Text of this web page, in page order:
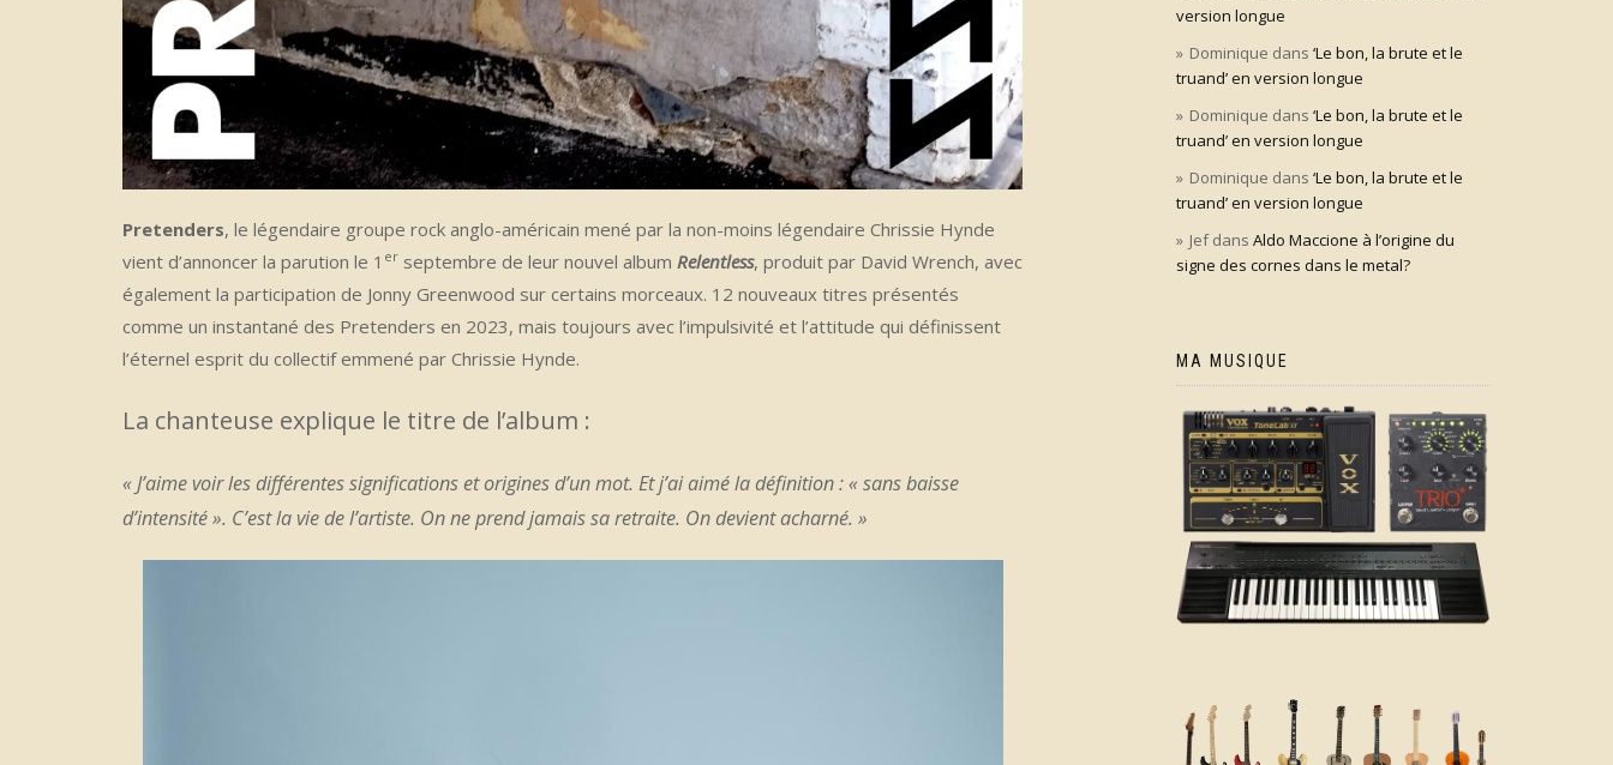
Pretenders, le légendaire groupe rock anglo-américain mené par la non-moins légendaire Chrissie Hynde
vient d’annoncer la parution le 1 er septembre de leur nouvel album Relentless, produit par David Wrench, avec
également la participation de Jonny Greenwood sur certains morceaux. 12 nouveaux titres présentés
comme un instantané des Pretenders en 2023, mais toujours avec l’impulsivité et l’attitude qui définissent
l’éternel esprit du collectif emmené par Chrissie Hynde.
La chanteuse explique le titre de l’album :
« J’aime voir les différentes significations et origines d’un mot. Et j’ai aimé la définition : « sans baisse
d’intensité ». C’est la vie de l’artiste. On ne prend jamais sa retraite. On devient acharné. »
version longue
Dominique dans ‘Le bon, la brute et le
truand’ en version longue
Dominique dans ‘Le bon, la brute et le
truand’ en version longue
Dominique dans ‘Le bon, la brute et le
truand’ en version longue
Jefdans Aldo Maccione à l’origine du
signe des cornes dans le metal?
MA MUSIQUE